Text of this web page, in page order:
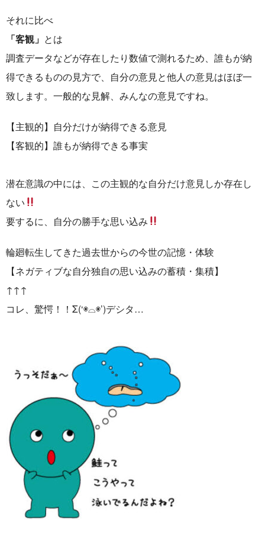
それに比べ
「客観」 とは
調査データなどが存在したり数値で測れるため、誰もが納
得できるものの見方で、自分の意見と他人の意見はほぼ一
致します。一般的な見解、みんなの意見ですね。
【主観的】自分だけが納得できる意見
【客観的】誰もが納得できる事実
潜在意識の中には、この主観的な自分だけ意見しか存在し
ない
要するに、自分の勝手な思い込み
輪廻転生してきた過去世からの今世の記憶・体験
【ネガティブな自分独自の思い込みの蓄積・集積】
↑↑↑
コレ、驚愕！！Σ(‘◉⌓◉’)デシタ…